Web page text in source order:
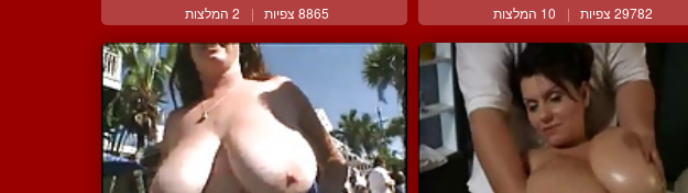
29782 צפיות | 10 המלצות 8865 צפיות | 2 המלצות